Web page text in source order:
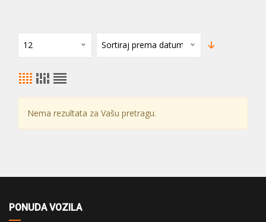
12 Sortiraj prema datumu
Nema rezultata za Vašu pretragu.
PONUDA VOZILA